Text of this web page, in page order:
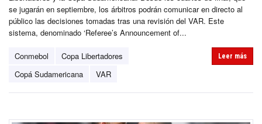
se jugarán en septiembre, los árbitros podrán comunicar en directo al
público las decisiones tomadas tras una revisión del VAR. Este
sistema, denominado ‘Referee’s Announcement of...
Conmebol
Copa Libertadores
Copá Sudamericana
VAR
Leer más